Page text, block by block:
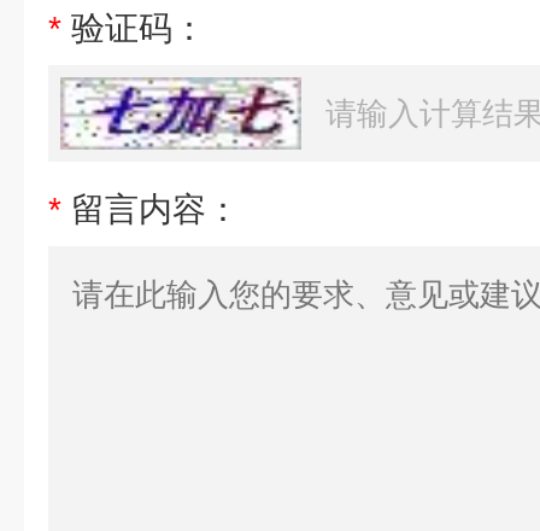
* 验证码：
* 留言内容：